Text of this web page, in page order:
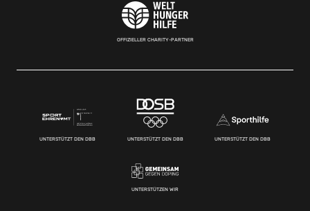
OFFIZIELLER CHARITY-PARTNER
UNTERSTÜTZT DEN DBB UNTERSTÜTZT DEN DBB UNTERSTÜTZT DEN DBB
UNTERSTÜTZEN WIR